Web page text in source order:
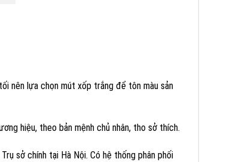
nên lựa chọn mút xốp trắng để tôn màu sản
hiệu, theo bản mệnh chủ nhân, tho sở thích.
sở chính tại Hà Nội. Có hệ thống phân phối